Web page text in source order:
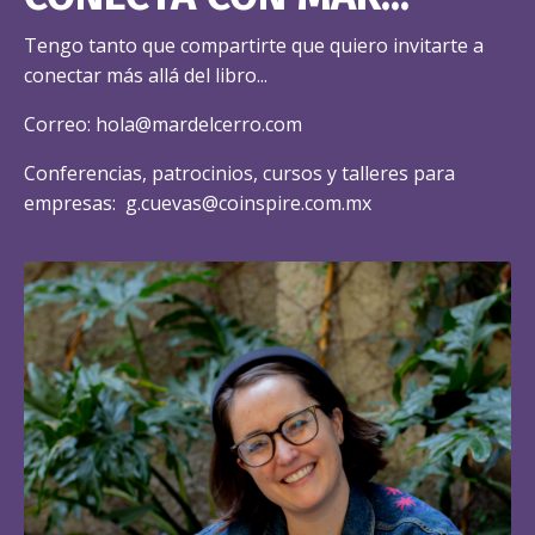
Tengo tanto que compartirte que quiero invitarte a
conectar más allá del libro...
Correo: hola@mardelcerro.com
Conferencias, patrocinios, cursos y talleres para
empresas: g.cuevas@coinspire.com.mx